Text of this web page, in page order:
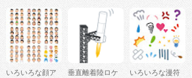
いろいろな顔ア
垂直離着陸ロケ
いろいろな漫符